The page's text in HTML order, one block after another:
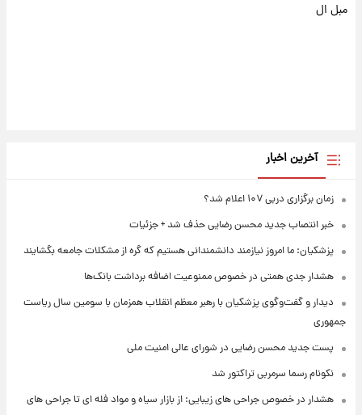
مبل ال
آخرین اخبار
زمان برگزاری دربی ۱۰۷ اعلام شد؟
خبر انتصاب جدید محسن رضایی حذف شد + جزئیات
پزشکیان: ما امروز نیازمند دانشمندانی هستیم که گره از مشکلات جامعه بگشایند
هشدار جدی همتی در خصوص ممنوعیت اضافه ‌برداشت بانک‌ها
دیدار و گفت‌وگوی پزشکیان با رهبر معظم انقلاب همزمان با سومین سال ریاست
جمهوری
پست جدید محسن رضایی در شورای عالی امنیت ملی
نکونام رسما سرمربی تراکتور شد
هشدار در خصوص جراحی های زیبایی: از بازار سیاه و مواد فله ای تا جراحی های